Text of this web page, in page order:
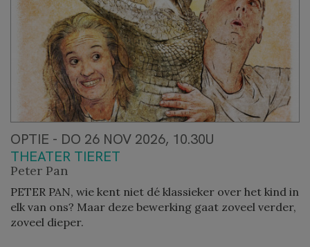
OPTIE - DO 26 NOV 2026, 10.30U
THEATER TIERET
Peter Pan
PETER PAN, wie kent niet dé klassieker over het kind in
elk van ons? Maar deze bewerking gaat zoveel verder,
zoveel dieper.